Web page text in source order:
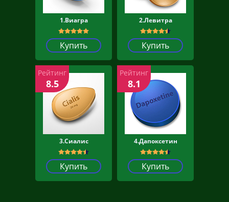
1.Виагра
Купить
2.Левитра
Купить
3.Сиалис
Купить
Рейтинг
8.5
4.Дапоксетин
Купить
Рейтинг
8.1